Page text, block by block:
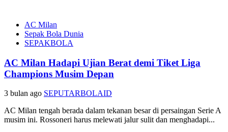
AC Milan
Sepak Bola Dunia
SEPAKBOLA
AC Milan Hadapi Ujian Berat demi Tiket Liga
Champions Musim Depan
3 bulan ago SEPUTARBOLAID
AC Milan tengah berada dalam tekanan besar di persaingan Serie A
musim ini. Rossoneri harus melewati jalur sulit dan menghadapi...